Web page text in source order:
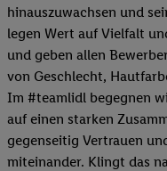
hinauszuwachsen und
legen Wert auf Vielfalt
und geben allen
von Geschlecht,
Im #teamlidl begegnen
auf einen starken
gegenseitig Vertrauen
miteinander. Klingt das